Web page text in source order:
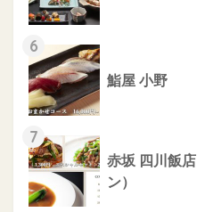
6
鮨屋 小野
7
赤坂 四川飯店
ン）